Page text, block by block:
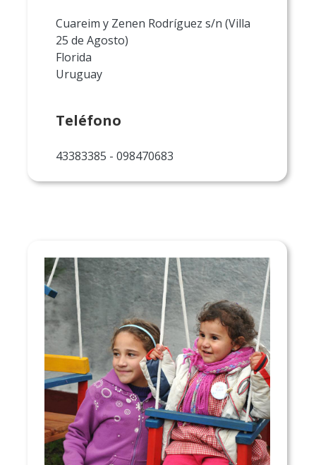
Cuareim y Zenen Rodríguez s/n (Villa
25 de Agosto)
Florida
Uruguay
Teléfono
43383385 - 098470683